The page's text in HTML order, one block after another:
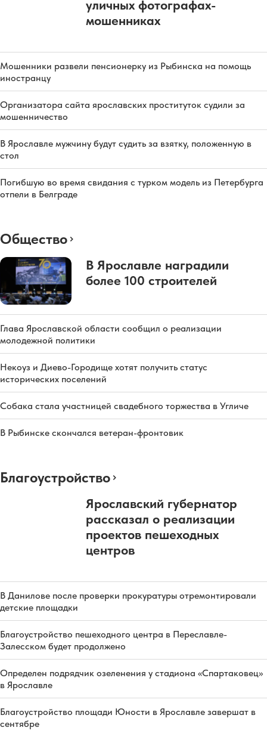
уличных фотографах-
мошенниках
Мошенники развели пенсионерку из Рыбинска на помощь
иностранцу
Организатора сайта ярославских проституток судили за
мошенничество
В Ярославле мужчину будут судить за взятку, положенную в
стол
Погибшую во время свидания с турком модель из Петербурга
отпели в Белграде
Общество
В Ярославле наградили
более 100 строителей
Глава Ярославской области сообщил о реализации
молодежной политики
Некоуз и Диево-Городище хотят получить статус
исторических поселений
Собака стала участницей свадебного торжества в Угличе
В Рыбинске скончался ветеран-фронтовик
Благоустройство
Ярославский губернатор
рассказал о реализации
проектов пешеходных
центров
В Данилове после проверки прокуратуры отремонтировали
детские площадки
Благоустройство пешеходного центра в Переславле-
Залесском будет продолжено
Определен подрядчик озеленения у стадиона «Спартаковец»
в Ярославле
Благоустройство площади Юности в Ярославле завершат в
сентябре